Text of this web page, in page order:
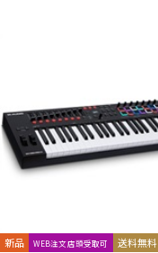
新品 WEB注文店頭受取可 送料無料